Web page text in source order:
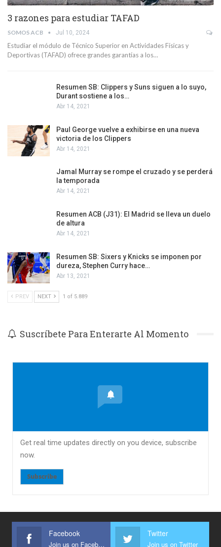
3 razones para estudiar TAFAD
SOMOS ACB Jul 10, 2024
Estudiar el módulo de Técnico Superior en Actividades Físicas y
Deportivas (TAFAD) ofrece grandes garantías a los…
Resumen SB: Clippers y Suns siguen a lo suyo,
Durant sostiene a los…
Abr 14, 2021
Paul George vuelve a exhibirse en una nueva
victoria de los Clippers
Abr 14, 2021
Jamal Murray se rompe el cruzado y se perderá
la temporada
Abr 14, 2021
Resumen ACB (J31): El Madrid se lleva un duelo
de altura
Abr 14, 2021
Resumen SB: Sixers y Knicks se imponen por
dureza, Stephen Curry hace…
Abr 13, 2021
PREV NEXT 1 of 5.889
Suscríbete Para Enterarte Al Momento
Get real time updates directly on you device, subscribe
now.
Subscribe
Facebook
Join us on Facebook
Twitter
Join us on Twitter